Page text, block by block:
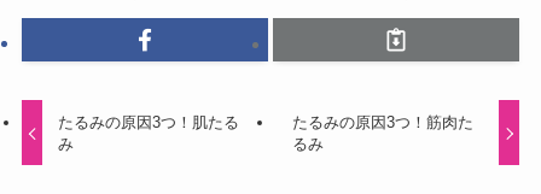
たるみの原因3つ！肌たる
み
たるみの原因3つ！筋肉た
るみ